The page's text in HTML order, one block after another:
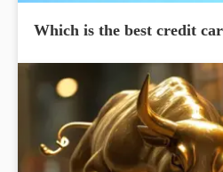
Which is the best credit